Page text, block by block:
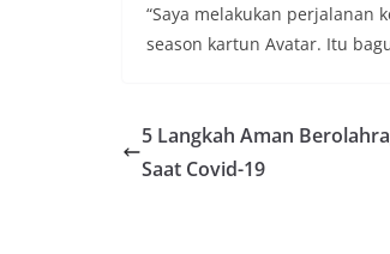
“Saya melakukan perjalanan
season kartun Avatar. Itu
5 Langkah Aman
Saat Covid-19